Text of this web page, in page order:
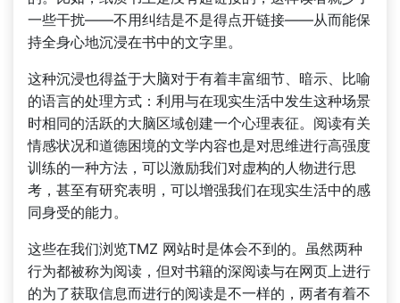
一些干扰——不用纠结是不是得点开链接——从而能保
持全身心地沉浸在书中的文字里。
这种沉浸也得益于大脑对于有着丰富细节、暗示、比喻
的语言的处理方式：利用与在现实生活中发生这种场景
时相同的活跃的大脑区域创建一个心理表征。阅读有关
情感状况和道德困境的文学内容也是对思维进行高强度
训练的一种方法，可以激励我们对虚构的人物进行思
考，甚至有研究表明，可以增强我们在现实生活中的感
同身受的能力。
这些在我们浏览TMZ 网站时是体会不到的。虽然两种
行为都被称为阅读，但对书籍的深阅读与在网页上进行
的为了获取信息而进行的阅读是不一样的，两者有着不